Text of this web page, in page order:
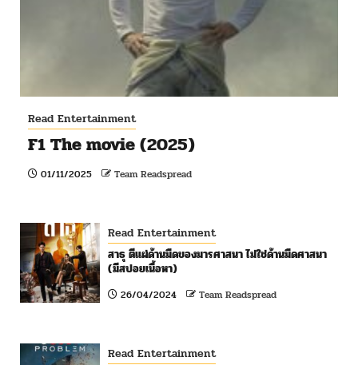
Read Entertainment
F1 The movie (2025)
01/11/2025 Team Readspread
Read Entertainment
สาธุ ตีแผ่ด้านมืดของมารศาสนา ไม่ใช่ด้านมืดศาสนา
(มีสปอยเนื้อหา)
26/04/2024 Team Readspread
Read Entertainment